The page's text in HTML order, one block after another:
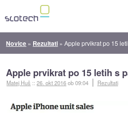
Novice » Rezultati »Apple prvikrat po 15
Apple prvikrat po 15 letih s
Matej Huš ::26. okt 2016ob 09:04 Rezultati